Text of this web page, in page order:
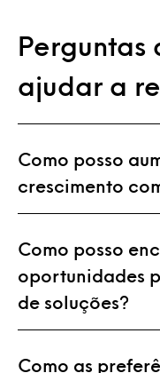
Perguntas
ajudar a
Como posso
crescimento
Como posso
oportunidades
de soluções?
Como as